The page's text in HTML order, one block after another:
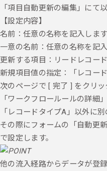
「項目自動更新の編集」にて
【設定内容】
名前：任意の名称を記入します
一意の名前：任意の名称を記
更新する項目：リードレコー
新規項目値の指定：「レコー
次のページで [ 完了 ] をクリッ
「ワークフロールールの詳細
「レコードタイプA」以外に
その際にフォームの「自動更
で設定します。
他の流入経路からデータが登